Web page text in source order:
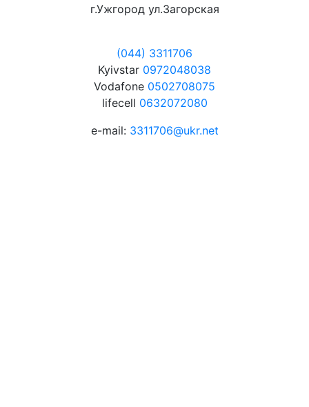
г.Ужгород ул.Загорская
(044) 3311706
Kyivstar 0972048038
Vodafone 0502708075
lifecell 0632072080
e-mail: 3311706@ukr.net